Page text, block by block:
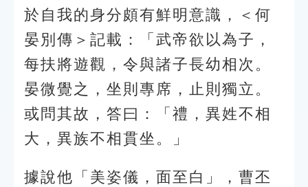
於自我的身分頗有鮮明意識，＜何
晏別傳＞記載：「武帝欲以為子，
每扶將遊觀，令與諸子長幼相次。
晏微覺之，坐則專席，止則獨立。
或問其故，答曰：「禮，異姓不相
大，異族不相貫坐。」
據說他「美姿儀，面至白」，曹丕